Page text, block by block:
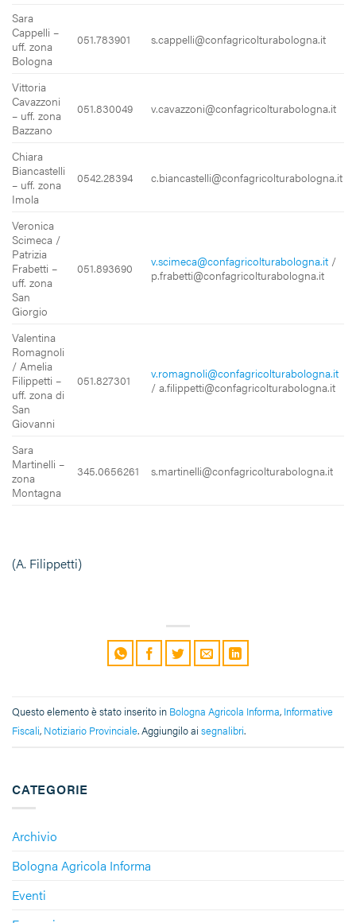
CATEGORIE
Archivio
Bologna Agricola Informa
Eventi
Sara
Cappelli –
uff. zona
Bologna
051.783901 s.cappelli@confagricolturabologna.it
Vittoria
Cavazzoni
– uff. zona
Bazzano
051.830049 v.cavazzoni@confagricolturabologna.it
Chiara
Biancastelli
– uff. zona
Imola
0542.28394 c.biancastelli@confagricolturabologna.it
Veronica
Scimeca /
Patrizia
Frabetti –
uff. zona
San
Giorgio
051.893690 v.scimeca@confagricolturabologna.it /
p.frabetti@confagricolturabologna.it
Valentina
Romagnoli
/ Amelia
Filippetti –
uff. zona di
San
Giovanni
051.827301
v.romagnoli@confagricolturabologna.it
/ a.filippetti@confagricolturabologna.it
Sara
Martinelli –
zona
Montagna
345.0656261 s.martinelli@confagricolturabologna.it
(A. Filippetti)
Questo elemento è stato inserito in Bologna Agricola Informa, Informative
Fiscali, Notiziario Provinciale. Aggiungilo ai segnalibri.